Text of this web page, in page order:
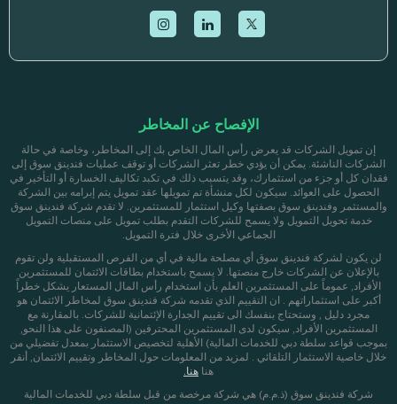
الإفصاح عن المخاطر
إن تمويل الشركات قد يعرض رأس المال الخاص بك إلى المخاطر، وخاصة في حالة
الشركات الناشئة. يمكن أن يؤدي خطر تعثر الشركات أو توقف عمليات فندينق سوق إلى
فقدان كل أو جزء من استثمارك، وقد يتسبب ذلك في تكبد تكاليف الخسارة أو التأخير في
الحصول على العوائد. سيكون لكل منشأة تم تمويلها عقد تمويل يتم إبرامه بين الشركة
والمستثمر وفندينق سوق بصفتها وكيل استثمار للمستثمرين. لا تقدم شركة فندينق سوق
خدمة تحويل التمويل ولا يسمح للشركات التقدم بطلب تمويل على منصات التمويل
الجماعي الأخرى خلال فترة التمويل.
لن يكون لشركة فندينق سوق أي مصلحة مالية في أي من الفرص المستقبلية ولن تقوم
بالإعلان عن الشركات خارج منصتها. لا يسمح باستخدام بطاقات الائتمان للمستثمرين
الأفراد, عموماً على المستثمرين العلم بأن استخدام رأس المال المستعار يشكل خطراً
أكبر على استثماراتهم . ان التقييم الذي تقدمه شركة فندينق سوق لمخاطر الائتمان هو
مجرد دليل , وستحتاج بنفسك الى تقييم الجدارة الإئتمانية للشركات. بالمقارنة مع
المستثمرين الأفراد, سيكون لدى المستثمرين المحترفين (المصنفون على هذا النحو,
بموجب قواعد سلطة دبي للخدمات المالية) الأهلية لتخصيص الاستثمار بمعدل تفضيلي من
خلال خاصية الاستثمار التلقائي . لمزيد من المعلومات حول المخاطر وتقييم الائتمان, أنقر
هنا هنا.
شركة فندينق سوق (ذ.م.م) هي شركة مرخصة من قبل سلطة دبي للخدمات المالية